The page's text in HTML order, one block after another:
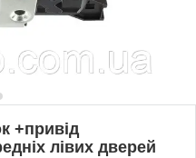
+привід
лівих дверей